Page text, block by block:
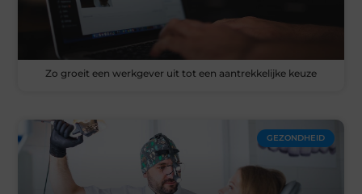
Zo groeit een werkgever uit tot een aantrekkelijke keuze
GEZONDHEID